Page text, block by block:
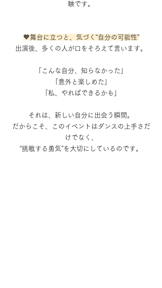
験です。
🧡舞台に立つと、気づく“自分の可能性”
出演後、多くの人が口をそろえて言います。
「こんな自分、知らなかった」
「意外と楽しめた」
「私、やればできるかも」
それは、新しい自分に出会う瞬間。
だからこそ、このイベントはダンスの上手さだ
けでなく、
“挑戦する勇気”を大切にしているのです。